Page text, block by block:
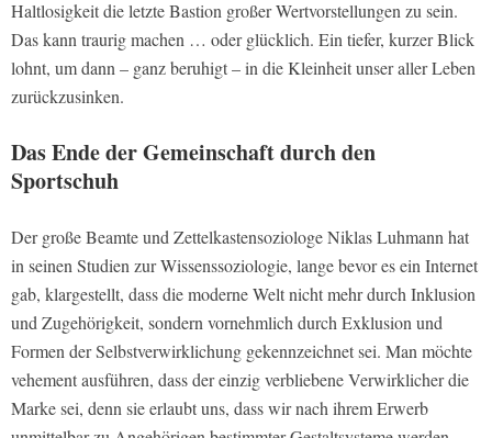
Haltlosigkeit die letzte Bastion großer Wertvorstellungen zu sein.
Das kann traurig machen … oder glücklich. Ein tiefer, kurzer Blick
lohnt, um dann – ganz beruhigt – in die Kleinheit unser aller Leben
zurückzusinken.
Das Ende der Gemeinschaft durch den
Sportschuh
Der große Beamte und Zettelkastensoziologe Niklas Luhmann hat
in seinen Studien zur Wissenssoziologie, lange bevor es ein Internet
gab, klargestellt, dass die moderne Welt nicht mehr durch Inklusion
und Zugehörigkeit, sondern vornehmlich durch Exklusion und
Formen der Selbstverwirklichung gekennzeichnet sei. Man möchte
vehement ausführen, dass der einzig verbliebene Verwirklicher die
Marke sei, denn sie erlaubt uns, dass wir nach ihrem Erwerb